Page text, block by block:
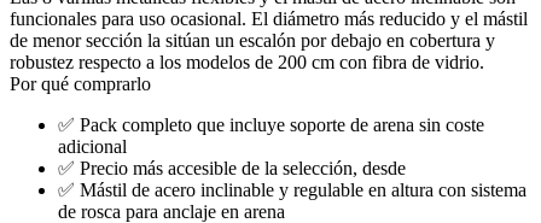
funcionales para uso ocasional. El diámetro más reducido y el mástil
de menor sección la sitúan un escalón por debajo en cobertura y
robustez respecto a los modelos de 200 cm con fibra de vidrio.
Por qué comprarlo
✅ Pack completo que incluye soporte de arena sin coste
adicional
✅ Precio más accesible de la selección, desde
✅ Mástil de acero inclinable y regulable en altura con sistema
de rosca para anclaje en arena